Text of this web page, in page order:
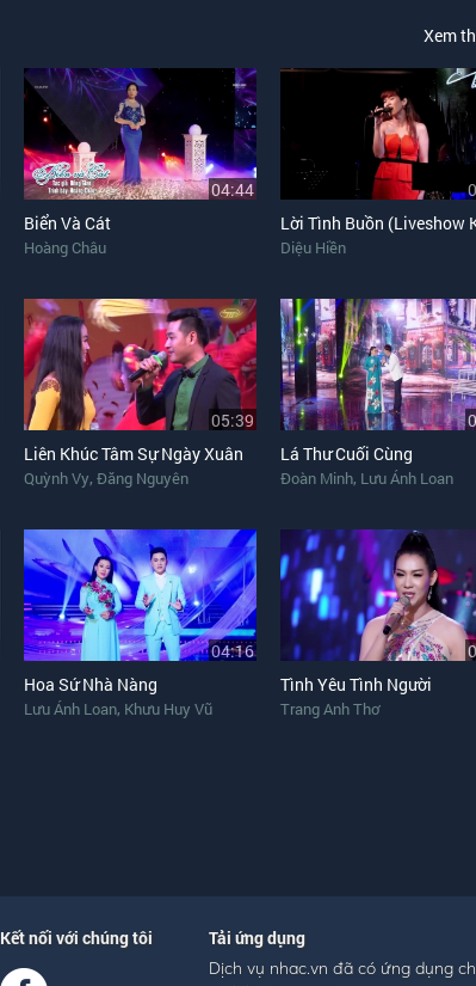
Xem
04:44
Biển Và Cát
Hoàng Châu Diệu Hiền
05:39
Liên Khúc Tâm Sự Ngày Xuân
Quỳnh Vy, Đăng Nguyên
Lá Thư Cuối Cùng
Đoàn Minh, Lưu Ánh Loan
04:16
Hoa Sứ Nhà Nàng
Lưu Ánh Loan, Khưu Huy Vũ
Tình Yêu Tình Người
Trang Anh Thơ
Kết nối với chúng tôi Tải ứng dụng
Dịch vụ nhac.vn đã có ứng dụng